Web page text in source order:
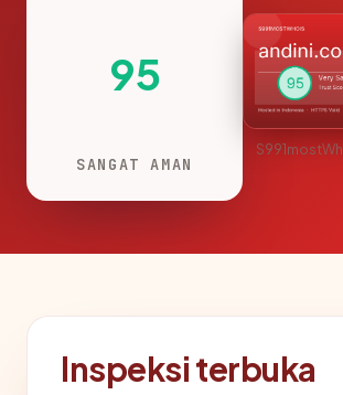
95
SANGAT AMAN
Inspeksi terbuka